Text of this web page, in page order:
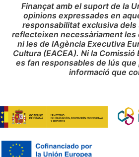
Finançat amb el suport de la
opinions expressades en
responsabilitat exclusiva dels
reflecteixen necessàriament les
ni les de lAgència Executiva
Cultura (EACEA). Ni la Comissió
es fan responsables de lús
informació que